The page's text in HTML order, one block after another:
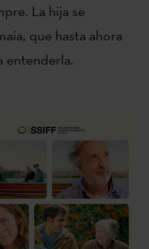
La hija se
que hasta ahora
entenderla.